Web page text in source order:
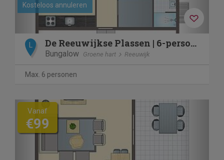
Kosteloos annuleren
L De Reeuwijkse Plassen | 6-persoons kinderwoning | 6CK1
Bungalow Groene hart Reeuwijk
Max. 6 personen
Previous
Vanaf
€99